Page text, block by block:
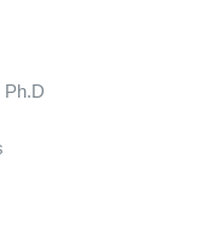
Ph.D